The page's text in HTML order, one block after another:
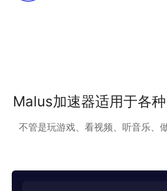
Malus加速器适用于各
不管是玩游戏、看视频、听音乐、